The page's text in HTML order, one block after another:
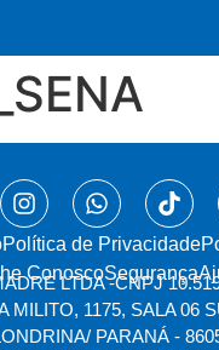
Política de Privacidade
ConoscoSegurança
LTDA -CNPJ
MILITO, 1175, SALA 06
PARANÁ -